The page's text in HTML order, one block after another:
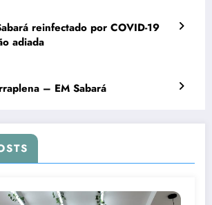
reinfectado por COVID-19
adiada
– EM Sabará